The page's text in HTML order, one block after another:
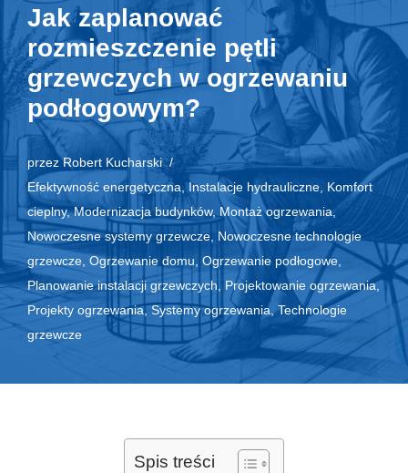
Jak zaplanować
rozmieszczenie pętli
grzewczych w ogrzewaniu
podłogowym?
przezRobert Kucharski
Efektywność energetyczna Instalacje hydrauliczne Komfort
cieplny,Modernizacja budynków, Montaż ogrzewania,
Nowoczesne systemy grzewcze Nowoczesne technologie
grzewcze Ogrzewanie domu Ogrzewanie podłogowe
Planowanie instalacji grzewczych
Projektowanie ogrzewania,
Projekty ogrzewania,Systemy ogrzewania ,Technologie
grzewcze
Spis treści